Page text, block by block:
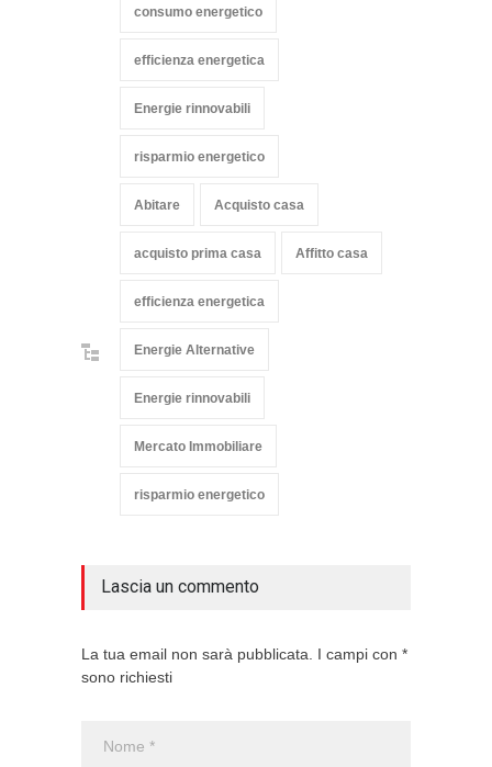
consumo energetico
efficienza energetica
Energie rinnovabili
risparmio energetico
Abitare Acquisto casa
acquisto prima casa Affitto casa
efficienza energetica
Energie Alternative
Energie rinnovabili
Mercato Immobiliare
risparmio energetico
Lascia un commento
La tua email non sarà pubblicata. I campi con *
sono richiesti